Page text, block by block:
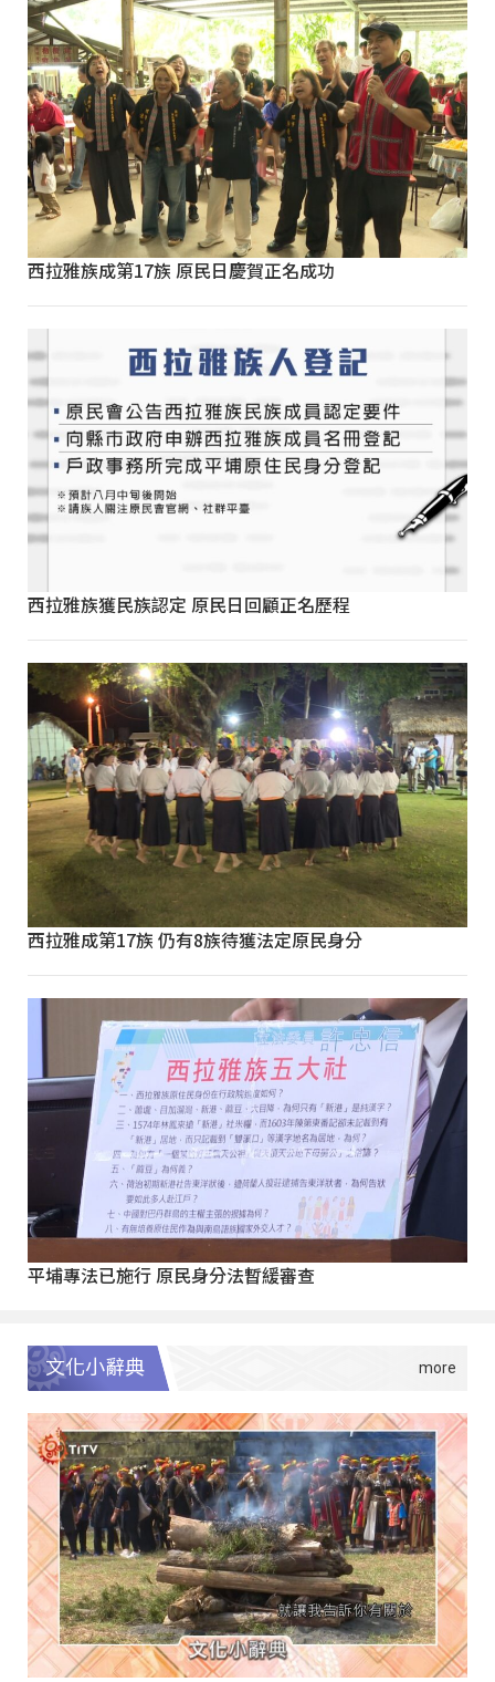
西拉雅族成第17族 原民日慶賀正名成功
西拉雅族獲民族認定 原民日回顧正名歷程
西拉雅成第17族 仍有8族待獲法定原民身分
平埔專法已施行 原民身分法暫緩審查
文化小辭典